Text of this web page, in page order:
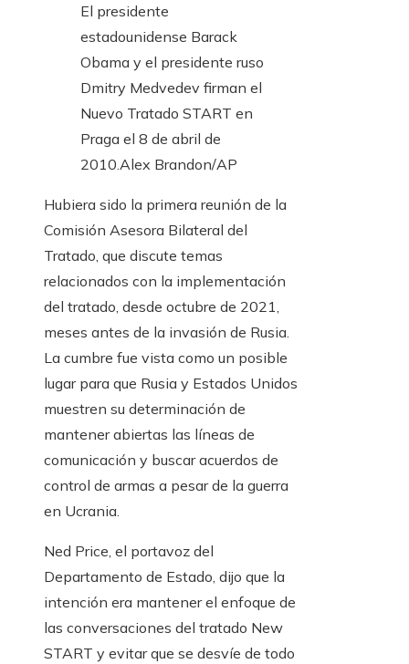
El presidente
estadounidense Barack
Obama y el presidente ruso
Dmitry Medvedev firman el
Nuevo Tratado START en
Praga el 8 de abril de
2010.Alex Brandon/AP
Hubiera sido la primera reunión de la
Comisión Asesora Bilateral del
Tratado, que discute temas
relacionados con la implementación
del tratado, desde octubre de 2021,
meses antes de la invasión de Rusia.
La cumbre fue vista como un posible
lugar para que Rusia y Estados Unidos
muestren su determinación de
mantener abiertas las líneas de
comunicación y buscar acuerdos de
control de armas a pesar de la guerra
en Ucrania.
Ned Price, el portavoz del
Departamento de Estado, dijo que la
intención era mantener el enfoque de
las conversaciones del tratado New
START y evitar que se desvíe de todo